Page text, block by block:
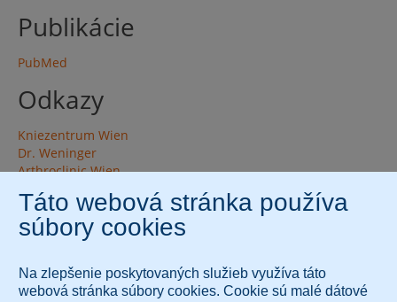
Publikácie
PubMed
Odkazy
Kniezentrum Wien
Dr. Weninger
Arthroclinic Wien